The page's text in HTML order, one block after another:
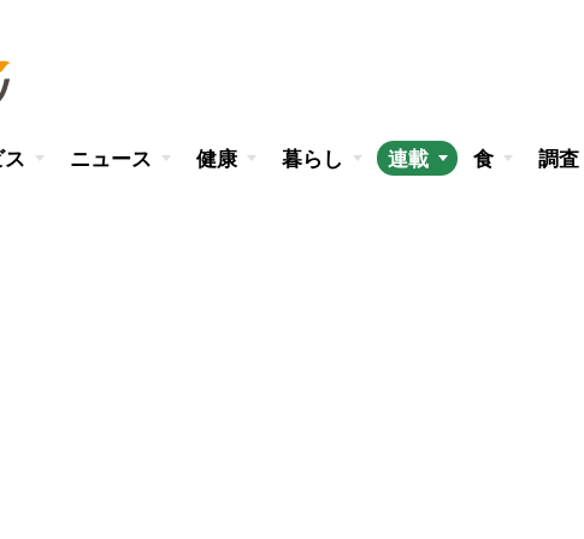
ス ニュース 健康 暮らし 連載 食 調査